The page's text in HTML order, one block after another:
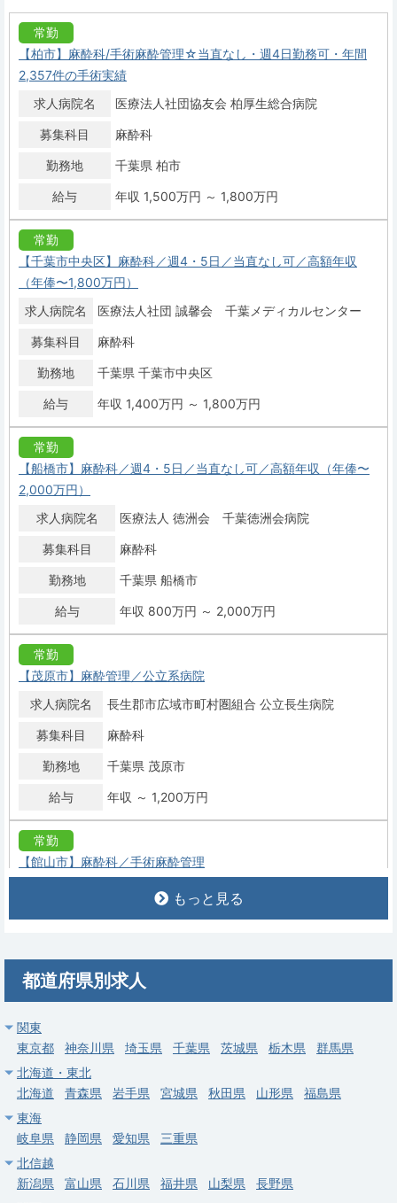
常勤
【柏市】麻酔科/手術麻酔管理☆当直なし・週4日勤務可・年間
2,357件の手術実績
求人病院名
医療法人社団協友会 柏厚生総合病院
募集科目 麻酔科
勤務地 千葉県 柏市
給与 年収 1,500万円 ～ 1,800万円
常勤
【千葉市中央区】麻酔科／週4・5日／当直なし可／高額年収
（年俸〜1,800万円）
求人病院名
医療法人社団 誠馨会 千葉メディカルセンター
募集科目 麻酔科
勤務地 千葉県 千葉市中央区
給与 年収 1,400万円 ～ 1,800万円
常勤
【船橋市】麻酔科／週4・5日／当直なし可／高額年収（年俸〜
2,000万円）
求人病院名
医療法人 徳洲会 千葉徳洲会病院
募集科目 麻酔科
勤務地 千葉県 船橋市
給与 年収 800万円 ～ 2,000万円
常勤
【茂原市】麻酔管理／公立系病院
求人病院名
長生郡市広域市町村圏組合 公立長生病院
募集科目 麻酔科
勤務地 千葉県 茂原市
給与 年収 ～ 1,200万円
常勤
【館山市】麻酔科／手術麻酔管理
医療法人徳洲会 館山病院
募集科目 麻酔科
給与 年収 1,000万円 ～ 2,000万円
常勤
【船橋市】麻酔科・オペ／週2.5回～
求人病院名
勤務地 千葉県 船橋市
給与
もっと見る
都道府県別求人
関東
東京都
神奈川県 埼玉県 千葉県 茨城県 栃木県
群馬県
北海道・東北
北海道
青森県 岩手県 宮城県 秋田県 山形県
福島県
東海
岐阜県
静岡県 愛知県
三重県
北信越
新潟県
富山県 石川県 福井県 山梨県
長野県